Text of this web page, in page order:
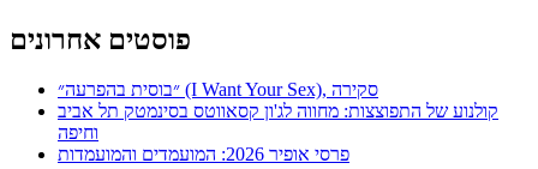
פוסטים אחרונים
״בוסית בהפרעה״ (I Want Your Sex), סקירה
קולנוע של התפוצצות: מחווה לג'ון קסאווטס בסינמטק תל אביב
וחיפה
פרסי אופיר 2026: המועמדים והמועמדות